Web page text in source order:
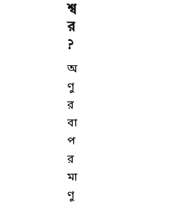
শ্ব
র
?
অ
ণু
র
বা
প
র
মা
ণু